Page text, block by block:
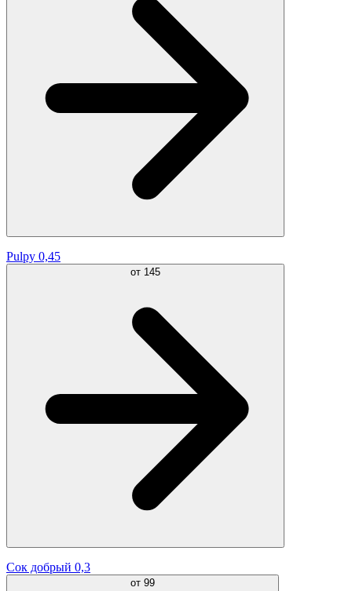
Pulpy 0,45
от 145
Сок добрый 0,3
от 99